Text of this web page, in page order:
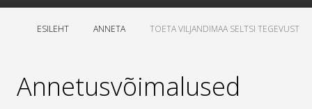
ESILEHT ANNETA TOETA VILJANDIMAA SELTSI TEGEVUST
Annetusvõimalused